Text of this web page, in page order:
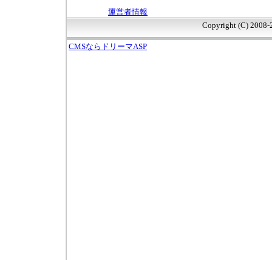
運営者情報
Copyright (C) 2008-
CMSならドリーマASP